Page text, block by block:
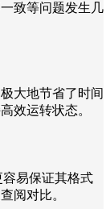
致等问题发生几
大地节省了时间
效运转状态。
易保证其格式
阅对比。